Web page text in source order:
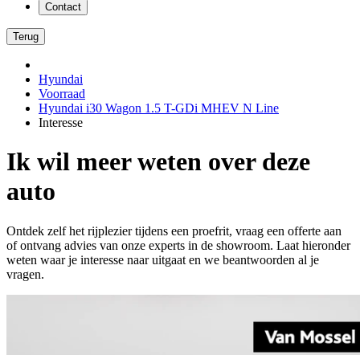
Contact
Terug
Hyundai
Voorraad
Hyundai i30 Wagon 1.5 T-GDi MHEV N Line
Interesse
Ik wil meer weten over deze
auto
Ontdek zelf het rijplezier tijdens een proefrit, vraag een offerte aan
of ontvang advies van onze experts in de showroom. Laat hieronder
weten waar je interesse naar uitgaat en we beantwoorden al je
vragen.